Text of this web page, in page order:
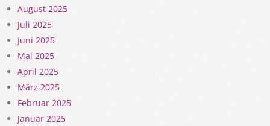
August 2025
Juli 2025
Juni 2025
Mai 2025
April 2025
März 2025
Februar 2025
Januar 2025